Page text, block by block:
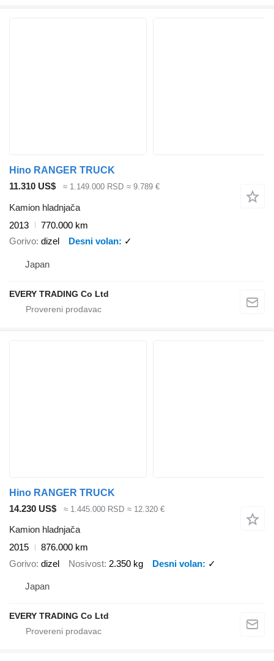
Hino RANGER TRUCK
11.310 US$
≈ 1.149.000 RSD ≈ 9.789 €
Kamion hladnjača
2013
770.000 km
Gorivo dizel Desni volan ✓
Japan
EVERY TRADING Co Ltd
Hino RANGER TRUCK
14.230 US$
≈ 1.445.000 RSD ≈ 12.320 €
Kamion hladnjača
2015
876.000 km
Gorivo dizel Nosivost 2.350 kg Desni volan ✓
Japan
EVERY TRADING Co Ltd